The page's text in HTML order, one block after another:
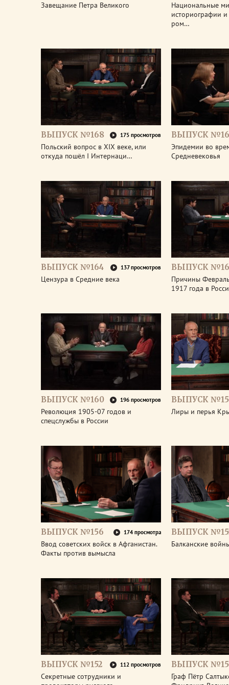
Завещание Петра Великого
Национальные
историографии
ром…
ВЫПУСК №168 175 просмотров
Польский вопрос в XIX веке, или
откуда пошёл I Интернаци…
ВЫПУСК
Эпидемии во
Средневековья
ВЫПУСК №164 137 просмотров
Цензура в Средние века
ВЫПУСК
Причины
1917 года в
ВЫПУСК №160 196 просмотров
Революция 1905-07 годов и
спецслужбы в России
ВЫПУСК
Лиры и перья
ВЫПУСК №156 174 просмотра
Ввод советских войск в Афганистан.
Факты против вымысла
ВЫПУСК
Балканские
ВЫПУСК №152 112 просмотров
Секретные сотрудники и
ВЫПУСК
Граф Пётр